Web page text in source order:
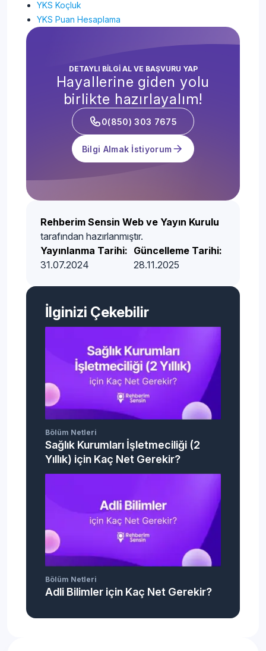
YKS Koçluk
YKS Puan Hesaplama
DETAYLI BİLGİ AL VE BAŞVURU YAP
Hayallerine giden yolu
birlikte hazırlayalım!
0(850) 303 7675
Bilgi Almak İstiyorum
Rehberim Sensin Web ve Yayın Kurulu
tarafından hazırlanmıştır.
Yayınlanma Tarihi:
31.07.2024
Güncelleme Tarihi:
28.11.2025
İlginizi Çekebilir
Bölüm Netleri
Sağlık Kurumları İşletmeciliği (2
Yıllık) için Kaç Net Gerekir?
Bölüm Netleri
Adli Bilimler için Kaç Net Gerekir?